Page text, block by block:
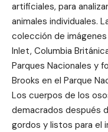
artificiales, para
animales individuales.
colección de
Inlet, Columbia
Parques Nacionales y
Brooks en el Parque
Los cuerpos de los
demacrados después
gordos y listos para el